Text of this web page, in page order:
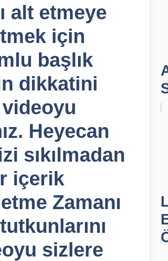
alt etmeye
için
başlık
dikkatini
Heyecan
sıkılmadan
içerik
Zamanı
sizlere